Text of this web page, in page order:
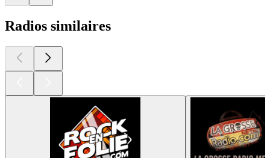
Radios similaires